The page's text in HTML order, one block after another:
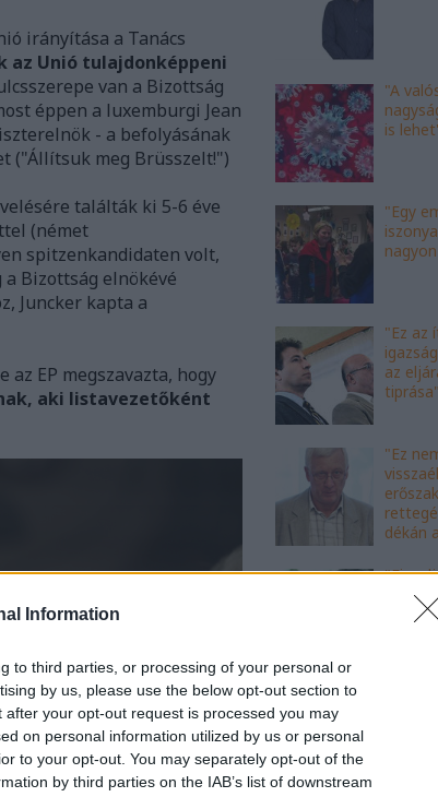
Information
to third parties, or processing of your personal or
by us, please use the below opt-out section to
your opt-out request is processed you may
on personal information utilized by us or personal
to your opt-out. You may separately opt-out of the
by third parties on the IAB’s list of downstream
irányítása a Tanács
az Unió tulajdonképpeni
van a Bizottság
éppen a luxemburgi Jean
- a befolyásának
("Állítsuk meg Brüsszelt!")
találták ki 5-6 éve
(német
spitzenkandidaten volt,
Bizottság elnökévé
Juncker kapta a
EP megszavazta, hogy
aki listavezetőként
"A
is
"Egy
"Ez az
az
tiprása"
"Ez
dékán
- a
"Kell-